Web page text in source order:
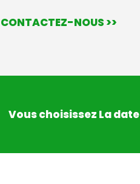
CONTACTEZ-NOUS >>
Vous choisissez La date